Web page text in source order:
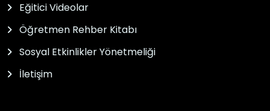
Eğitici Videolar
Öğretmen Rehber Kitabı
Sosyal Etkinlikler Yönetmeliği
İletişim